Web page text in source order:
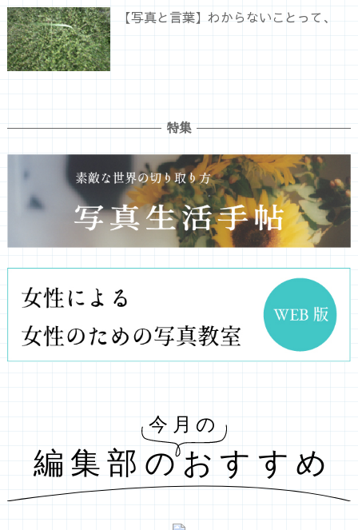
【写真と言葉】わからないことって、
特集